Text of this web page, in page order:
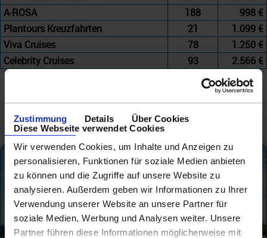
Zustimmung Details
Über Cookies
Diese Webseite verwendet Cookies
Wir verwenden Cookies, um Inhalte und Anzeigen zu
personalisieren, Funktionen für soziale Medien anbieten
zu können und die Zugriffe auf unsere Website zu
analysieren. Außerdem geben wir Informationen zu Ihrer
Verwendung unserer Website an unsere Partner für
soziale Medien, Werbung und Analysen weiter. Unsere
Partner führen diese Informationen möglicherweise mit
A-ROSA
188
998 €
Plantours Kreuzfahrten
21
1.099 €
Viva Cruises
78
1.250 €
Celebrity Cruises
93 2.566 €